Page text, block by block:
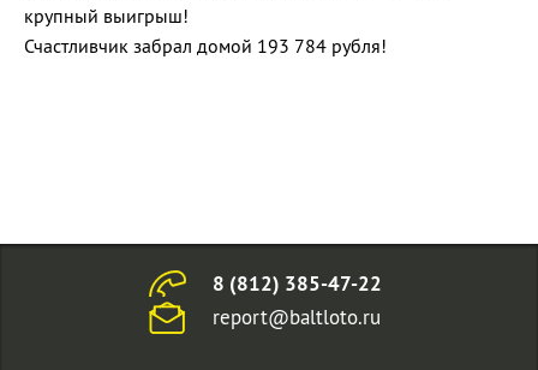
крупный выигрыш!
Счастливчик забрал домой 193 784 рубля!
8 (812) 385-47-22
report@baltloto.ru